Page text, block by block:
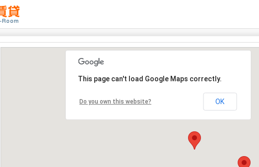
This page can't load Google Maps correctly.
Do you own this website? OK